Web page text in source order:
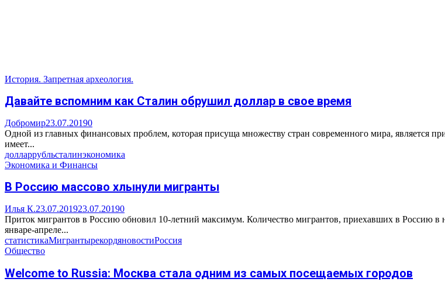
История. Запретная археология.
Давайте вспомним как Сталин обрушил доллар в свое время
Добромир23.07.20190
Одной из главных финансовых проблем, которая присуща множеству стран современного мира, является
имеет...
долларрубльсталинэкономика
Экономика и Финансы
В Россию массово хлынули мигранты
Илья К.23.07.201923.07.20190
Приток мигрантов в Россию обновил 10-летний максимум. Количество мигрантов, приехавших в Россию в
январе-апреле...
статистикаМигрантырекордяновостиРоссия
Общество
Welcome to Russia: Москва стала одним из самых посещаемых городов